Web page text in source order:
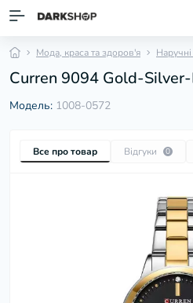
Мода, краса та здоров'я
Сurren 9094 Gold-
Модель: 1008-0572
Все про товар Відгуки 0